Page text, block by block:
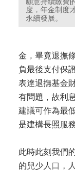
度，年金制度
永續發展。
金，畢竟退撫
負最後支付保
表達退撫基金
有問題，故利
建議可作為最
是建構長照服
此時此刻我們
的兒少人口，